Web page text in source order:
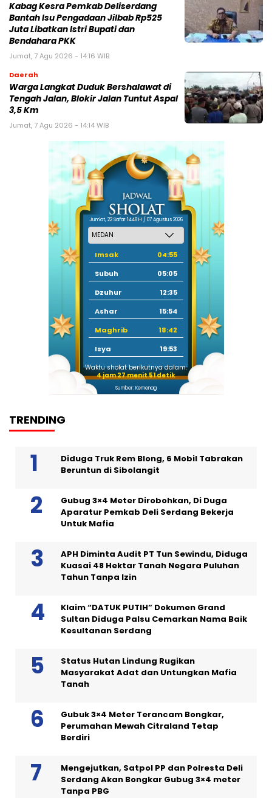
Kabag Kesra Pemkab Deliserdang
Bantah Isu Pengadaan Jilbab Rp525
Juta Libatkan Istri Bupati dan
Bendahara PKK
Jumat, 7 Agu 2026 - 14:16 WIB
Daerah
Warga Langkat Duduk Bershalawat di
Tengah Jalan, Blokir Jalan Tuntut Aspal
3,5 Km
Jumat, 7 Agu 2026 - 14:14 WIB
Jum'at, 22 Safar 1448 H / 07 Agustus 2026
Imsak
04:55
Subuh
05:05
Dzuhur
12:35
Ashar
15:54
Maghrib
18:42
Isya
19:53
Waktu sholat berikutnya dalam:
4 jam 27 menit 50 detik
Sumber: Kemenag
TRENDING
Diduga Truk Rem Blong, 6 Mobil Tabrakan
Beruntun di Sibolangit
Gubug 3×4 Meter Dirobohkan, Di Duga
Aparatur Pemkab Deli Serdang Bekerja
Untuk Mafia
APH Diminta Audit PT Tun Sewindu, Diduga
Kuasai 48 Hektar Tanah Negara Puluhan
Tahun Tanpa Izin
Klaim “DATUK PUTIH” Dokumen Grand
Sultan Diduga Palsu Cemarkan Nama Baik
Kesultanan Serdang
Status Hutan Lindung Rugikan
Masyarakat Adat dan Untungkan Mafia
Tanah
Gubuk 3×4 Meter Terancam Bongkar,
Perumahan Mewah Citraland Tetap
Berdiri
Mengejutkan, Satpol PP dan Polresta Deli
Serdang Akan Bongkar Gubug 3×4 meter
Tanpa PBG